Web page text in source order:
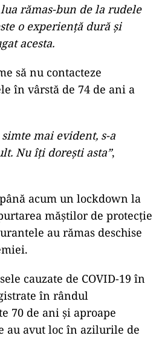
rămas-bun de la rudele
o experiență dură și
acesta.
să nu contacteze
în vârstă de 74 de ani a
mai evident, s-a
Nu îți dorești asta”,
acum un lockdown la
măștilor de protecție
au rămas deschise
cauzate de COVID-19 în
în rândul
70 de ani și aproape
au avut loc în azilurile de